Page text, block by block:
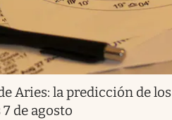
Aries: la predicción de los
de agosto